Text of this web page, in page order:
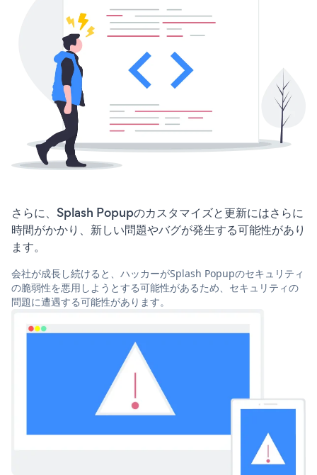
さらに、Splash Popupのカスタマイズと更新にはさらに
時間がかかり、新しい問題やバグが発生する可能性があり
ます。
会社が成長し続けると、ハッカーがSplash Popupのセキュリティ
の脆弱性を悪用しようとする可能性があるため、セキュリティの
問題に遭遇する可能性があります。